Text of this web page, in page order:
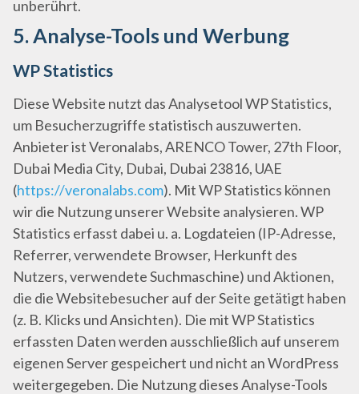
unberührt.
5. Analyse-Tools und Werbung
WP Statistics
Diese Website nutzt das Analysetool WP Statistics,
um Besucherzugriffe statistisch auszuwerten.
Anbieter ist Veronalabs, ARENCO Tower, 27th Floor,
Dubai Media City, Dubai, Dubai 23816, UAE
(https://veronalabs.com). Mit WP Statistics können
wir die Nutzung unserer Website analysieren. WP
Statistics erfasst dabei u. a. Logdateien (IP-Adresse,
Referrer, verwendete Browser, Herkunft des
Nutzers, verwendete Suchmaschine) und Aktionen,
die die Websitebesucher auf der Seite getätigt haben
(z. B. Klicks und Ansichten). Die mit WP Statistics
erfassten Daten werden ausschließlich auf unserem
eigenen Server gespeichert und nicht an WordPress
weitergegeben. Die Nutzung dieses Analyse-Tools